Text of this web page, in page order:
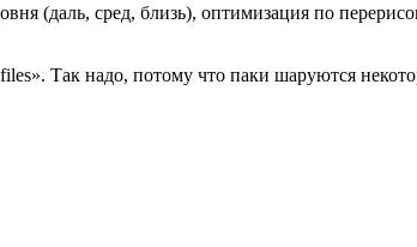
(даль, сред, близь), оптимизация по
Так надо, потому что паки шаруются